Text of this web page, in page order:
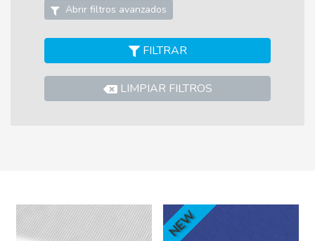
Abrir filtros avanzados
FILTRAR
LIMPIAR FILTROS
NEW